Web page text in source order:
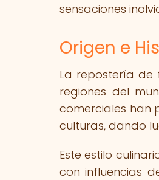
sensaciones
Origen e
La repostería de
regiones del
comerciales han
culturas, dando
Este estilo
con influencias